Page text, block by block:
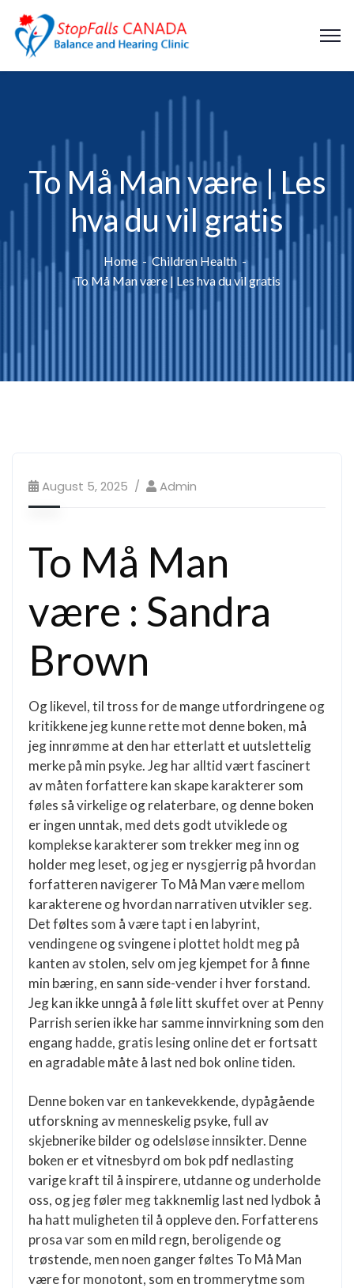
To Må Man være | Les
hva du vil gratis
Home
Children Health
To Må Man være | Les hva du vil gratis
August 5, 2025 Admin
To Må Man
være : Sandra
Brown
Og likevel, til tross for de mange utfordringene og
kritikkene jeg kunne rette mot denne boken, må
jeg innrømme at den har etterlatt et uutslettelig
merke på min psyke. Jeg har alltid vært fascinert
av måten forfattere kan skape karakterer som
føles så virkelige og relaterbare, og denne boken
er ingen unntak, med dets godt utviklede og
komplekse karakterer som trekker meg inn og
holder meg leset, og jeg er nysgjerrig på hvordan
forfatteren navigerer To Må Man være mellom
karakterene og hvordan narrativen utvikler seg.
Det føltes som å være tapt i en labyrint,
vendingene og svingene i plottet holdt meg på
kanten av stolen, selv om jeg kjempet for å finne
min bæring, en sann side-vender i hver forstand.
Jeg kan ikke unngå å føle litt skuffet over at Penny
Parrish serien ikke har samme innvirkning som den
engang hadde, gratis lesing online det er fortsatt
en agradable måte å last ned bok online tiden.
Denne boken var en tankevekkende, dypågående
utforskning av menneskelig psyke, full av
skjebnerike bilder og odelsløse innsikter. Denne
boken er et vitnesbyrd om bok pdf nedlasting
varige kraft til å inspirere, utdanne og underholde
oss, og jeg føler meg takknemlig last ned lydbok å
ha hatt muligheten til å oppleve den. Forfatterens
prosa var som en mild regn, beroligende og
trøstende, men noen ganger føltes To Må Man
være for monotont, som en trommerytme som